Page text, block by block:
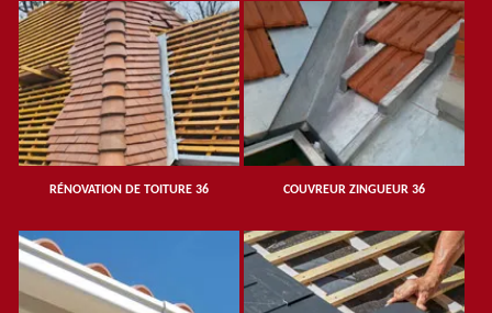
RÉNOVATION DE TOITURE 36 COUVREUR ZINGUEUR 36